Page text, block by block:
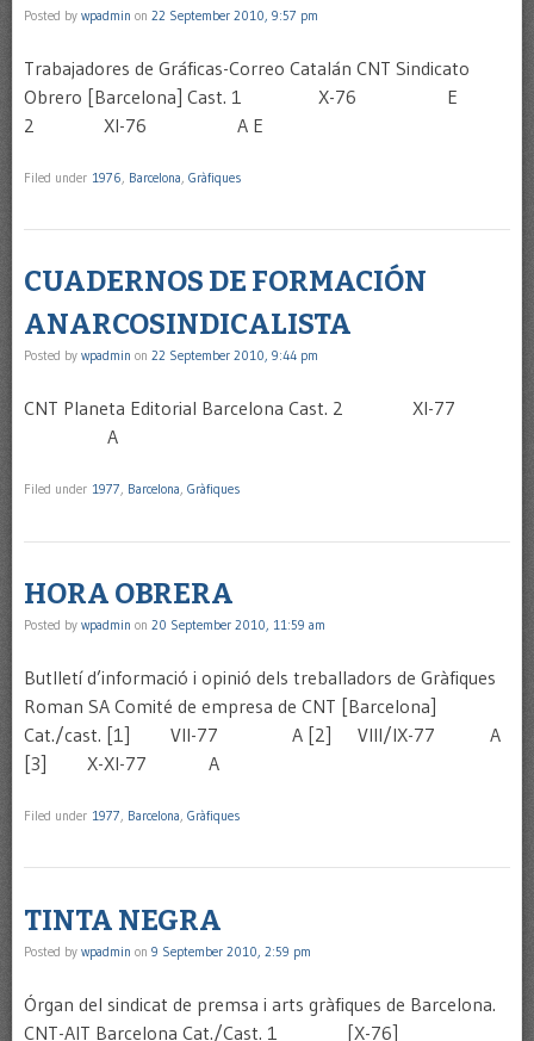
Posted by wpadmin on 22 September 2010, 9:57 pm
Trabajadores de Gráficas-Correo Catalán CNT Sindicato
Obrero [Barcelona] Cast. 1 X-76 E
2 XI-76 A E
Filed under 1976 Barcelona Gràfiques
CUADERNOS DE FORMACIÓN
ANARCOSINDICALISTA
Posted by wpadmin on 22 September 2010, 9:44 pm
CNT Planeta Editorial Barcelona Cast. 2 XI-77
A
Filed under 1977, Barcelona, Gràfiques
HORA OBRERA
Posted by wpadmin on 20 September 2010, 11:59 am
Butlletí d’informació i opinió dels treballadors de Gràfiques
Roman SA Comité de empresa de CNT [Barcelona]
Cat./cast. [1] VII-77 A [2] VIII/IX-77 A
[3] X-XI-77 A
Filed under 1977, Barcelona, Gràfiques
TINTA NEGRA
Posted by wpadmin on 9 September 2010, 2:59 pm
Órgan del sindicat de premsa i arts gràfiques de Barcelona.
CNT-AIT Barcelona Cat./Cast. 1 [X-76]